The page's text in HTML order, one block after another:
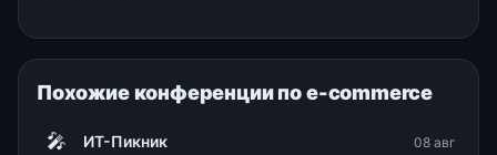
Похожие конференции по e-commerce
🎤 ИТ-Пикник 08 авг